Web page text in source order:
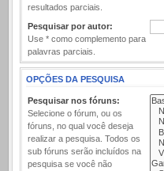
resultados parciais.
Pesquisar por autor:
Use * como complemento para
palavras parciais.
OPÇÕES DA PESQUISA
Pesquisar nos fóruns:
Selecione o fórum, ou os
fóruns, no qual você deseja
realizar a pesquisa. Todos os
sub fóruns serão incluídos na
pesquisa se você não